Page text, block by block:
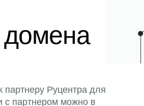
домена
партнеру Руцентра для
с партнером можно в